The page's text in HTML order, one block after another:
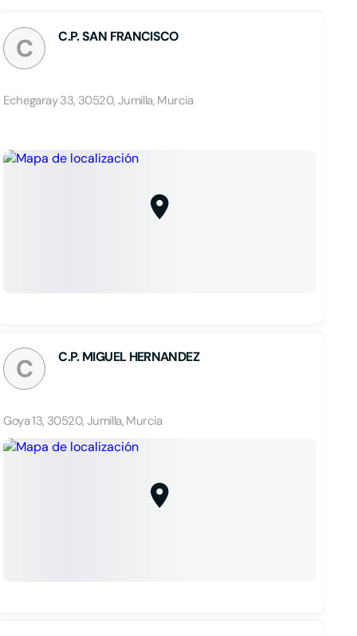
C C.P. SAN FRANCISCO
Echegaray 33, 30520, Jumilla, Murcia
C C.P. MIGUEL HERNANDEZ
Goya 13, 30520, Jumilla, Murcia